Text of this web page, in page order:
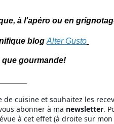
à l'apéro ou en
blog Alter Gusto
que gourmande!
de cuisine et souhaitez les
abonner à ma newsletter.
à cet effet (à droite sur